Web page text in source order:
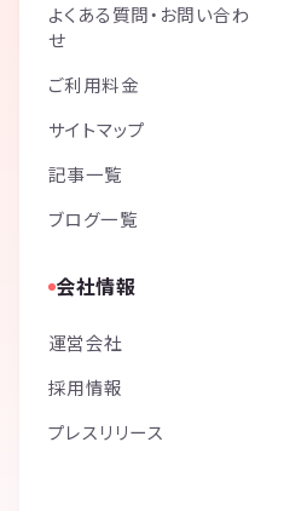
よくある質問・お問い合わ
せ
ご利用料金
サイトマップ
記事一覧
ブログ一覧
会社情報
運営会社
採用情報
プレスリリース